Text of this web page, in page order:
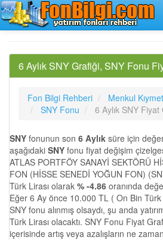
6 Aylık SNY Grafiği, SNY Fonu
Fon Bilgi Rehberi
Menkul
SNY Fonu
6 Aylık SNY
SNY fonunun son 6 Aylık süre için
aşağıdaki SNY fonu fiyat değişim
ATLAS PORTFÖY SANAYİ SEKTÖRÜ
FON (HİSSE SENEDİ YOĞUN FON)
Türk Lirası olarak % -4.86 oranında
Eğer 6 Ay önce 10.000 TL ( On Bin
SNY fonu alınmış olsaydı, şu anda
Türk Lirası olacaktı. SNY Fonu Fiyat
içerisinde artış veya azalışların ne